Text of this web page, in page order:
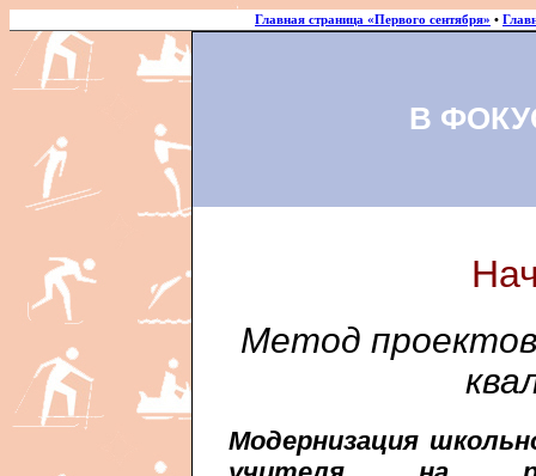
Главная страница «Первого сентября» •
В
Метод
Модернизация